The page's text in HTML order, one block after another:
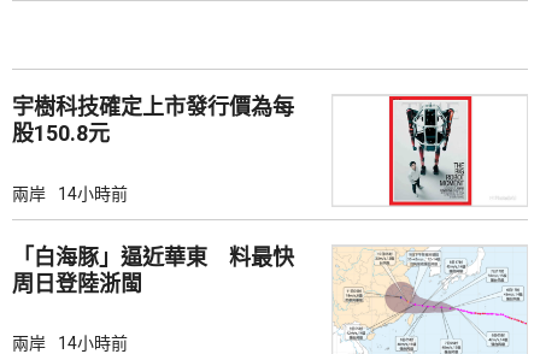
宇樹科技確定上市發行價為每
股150.8元
兩岸 14小時前
「白海豚」逼近華東 料最快
周日登陸浙閩
兩岸 14小時前